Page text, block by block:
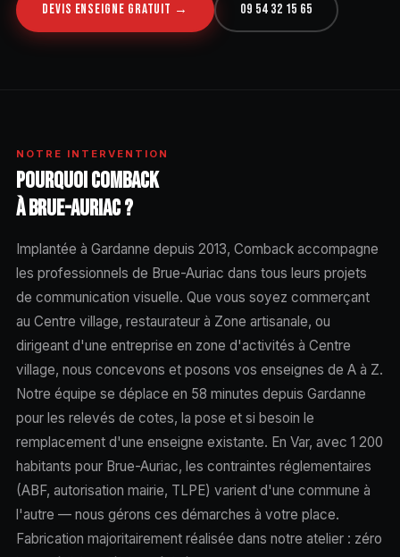
DEVIS ENSEIGNE GRATUIT → 09 54 32 15 65
NOTRE INTERVENTION
POURQUOI COMBACK
À BRUE-AURIAC ?
Implantée à Gardanne depuis 2013, Comback accompagne
les professionnels de Brue-Auriac dans tous leurs projets
de communication visuelle. Que vous soyez commerçant
au Centre village, restaurateur à Zone artisanale, ou
dirigeant d'une entreprise en zone d'activités à Centre
village, nous concevons et posons vos enseignes de A à Z.
Notre équipe se déplace en 58 minutes depuis Gardanne
pour les relevés de cotes, la pose et si besoin le
remplacement d'une enseigne existante. En Var, avec 1 200
habitants pour Brue-Auriac, les contraintes réglementaires
(ABF, autorisation mairie, TLPE) varient d'une commune à
l'autre — nous gérons ces démarches à votre place.
Fabrication majoritairement réalisée dans notre atelier : zéro